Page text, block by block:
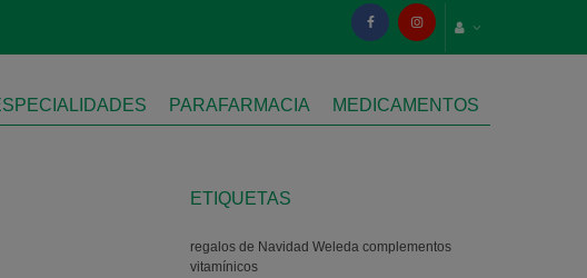
PARAFARMACIA MEDICAMENTOS
ETIQUETAS
regalos de Navidad Weleda complementos
vitamínicos